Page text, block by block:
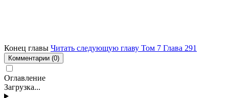
Конец главы Читать следующую главу Том 7 Глава 291
Комментарии (0)
Оглавление
Загрузка...